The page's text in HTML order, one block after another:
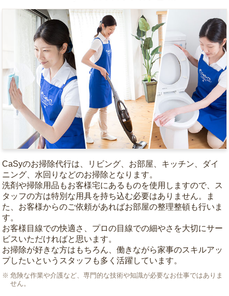
CaSyのお掃除代行は、リビング、お部屋、キッチン、ダイ
ニング、水回りなどのお掃除となります。
洗剤や掃除用品もお客様宅にあるものを使用しますので、ス
タッフの方は特別な用具を持ち込む必要はありません。ま
た、お客様からのご依頼があればお部屋の整理整頓も行いま
す。
お客様目線での快適さ、プロの目線での細やさを大切にサー
ビスいただければと思います。
お掃除が好きな方はもちろん、働きながら家事のスキルアッ
プしたいというスタッフも多く活躍しています。
危険な作業や介護など、専門的な技術や知識が必要なお仕事ではありま
せん。